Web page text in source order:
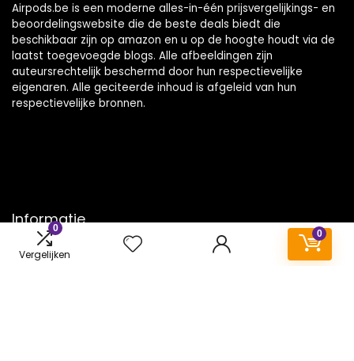
0
Vergelijken
0
Airpods.be is een moderne alles-in-één prijsvergelijkings- en
beoordelingswebsite die de beste deals biedt die
beschikbaar zijn op amazon en u op de hoogte houdt via de
laatst toegevoegde blogs. Alle afbeeldingen zijn
auteursrechtelijk beschermd door hun respectievelijke
eigenaren. Alle geciteerde inhoud is afgeleid van hun
respectievelijke bronnen.
Informatie
Contact